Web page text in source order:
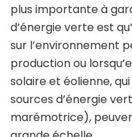
plus importante à
d’énergie verte est
sur l’environnement
production ou
solaire et éolienne,
sources d’énergie
marémotrice),